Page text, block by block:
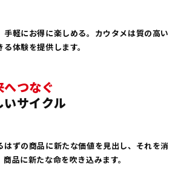
手軽にお得に楽しめる。カウタメは質の高い
体験を提供します。
へつなぐ
いサイクル
はずの商品に新たな価値を見出し、それを消
品に新たな命を吹き込みます。